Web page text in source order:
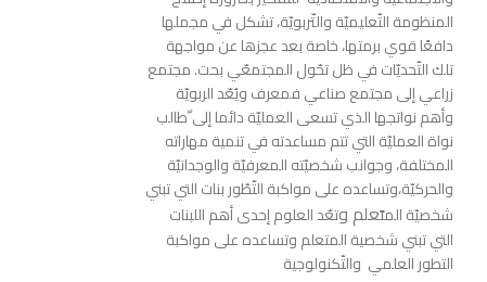
المنظومة التّعليميّة والتّربويّة، تشكل في مجملها
دافعًا قوي برمتها، خاصة بعد عجزها عن مواجهة
تلك التّحديّات في ظل تحّول المجتمعّي بحت. مجتمع
زراعي إلى مجتمع صناعي فمعرف ويُعّد الربويّة
وأهم نواتجها الذي تسعى العمليّة دائما إلى ّطالب
نواة العمليّة التي تتم مساعدته في تنمية مهاراته
المختلفة، وجوانب شخصيّته المعرفيّة والوجدانيّة
والحركيّة،وتساعده على مواكبة التّطّور بنات التي تبني
شخصيّة المتعلم وتعّد العلوم إحدى أهم اللبنات
التي تبني شخصية المتعلم وتساعده على مواكبة
التطور العلمي والتّكنولوجية